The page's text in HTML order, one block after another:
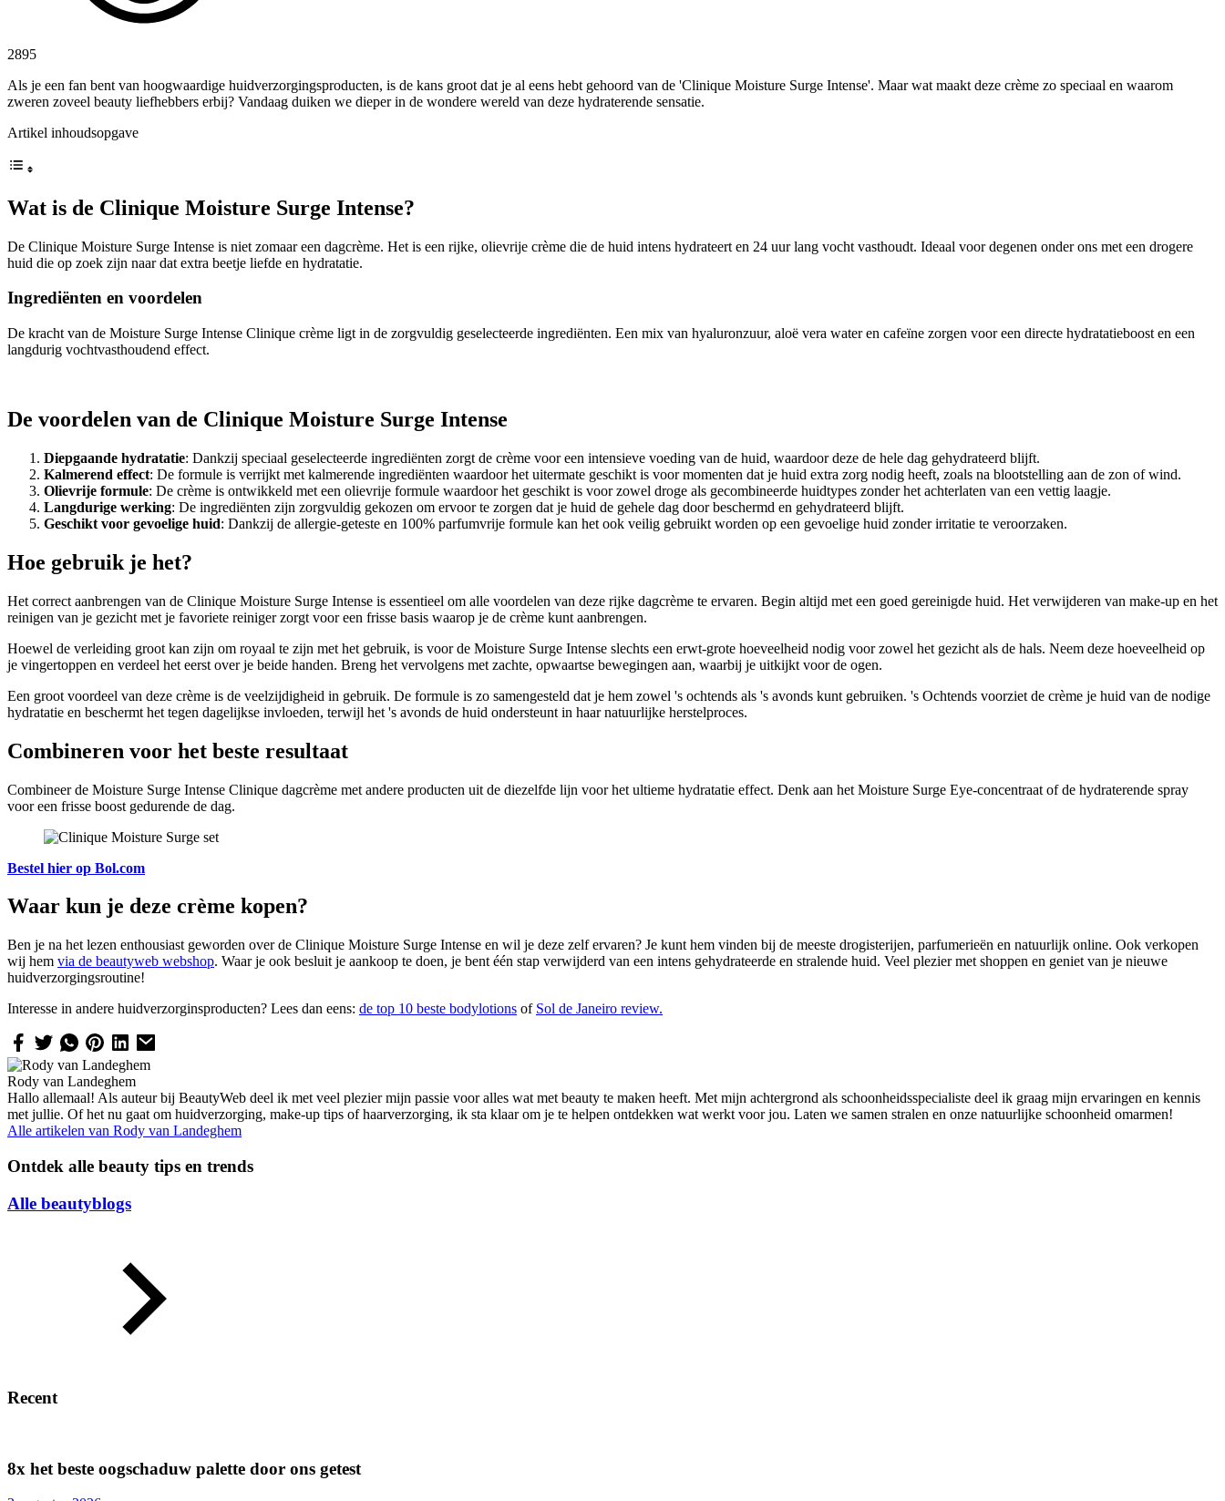
2895
Als je een fan bent van hoogwaardige huidverzorgingsproducten, is de kans groot dat je al eens hebt gehoord van de 'Clinique Moisture Surge Intense'. Maar wat maakt deze crème zo speciaal en waarom
zweren zoveel beauty liefhebbers erbij? Vandaag duiken we dieper in de wondere wereld van deze hydraterende sensatie.
Artikel inhoudsopgave
Wat is de Clinique Moisture Surge Intense?
De Clinique Moisture Surge Intense is niet zomaar een dagcrème. Het is een rijke, olievrije crème die de huid intens hydrateert en 24 uur lang vocht vasthoudt. Ideaal voor degenen onder ons met een drogere
huid die op zoek zijn naar dat extra beetje liefde en hydratatie.
Ingrediënten en voordelen
De kracht van de Moisture Surge Intense Clinique crème ligt in de zorgvuldig geselecteerde ingrediënten. Een mix van hyaluronzuur, aloë vera water en cafeïne zorgen voor een directe hydratatieboost en een
langdurig vochtvasthoudend effect.
De voordelen van de Clinique Moisture Surge Intense
Diepgaande hydratatie: Dankzij speciaal geselecteerde ingrediënten zorgt de crème voor een intensieve voeding van de huid, waardoor deze de hele dag gehydrateerd blijft.
Kalmerend effect: De formule is verrijkt met kalmerende ingrediënten waardoor het uitermate geschikt is voor momenten dat je huid extra zorg nodig heeft, zoals na blootstelling aan de zon of wind.
Olievrije formule: De crème is ontwikkeld met een olievrije formule waardoor het geschikt is voor zowel droge als gecombineerde huidtypes zonder het achterlaten van een vettig laagje.
Langdurige werking: De ingrediënten zijn zorgvuldig gekozen om ervoor te zorgen dat je huid de gehele dag door beschermd en gehydrateerd blijft.
Geschikt voor gevoelige huid: Dankzij de allergie-geteste en 100% parfumvrije formule kan het ook veilig gebruikt worden op een gevoelige huid zonder irritatie te veroorzaken.
Hoe gebruik je het?
Het correct aanbrengen van de Clinique Moisture Surge Intense is essentieel om alle voordelen van deze rijke dagcrème te ervaren. Begin altijd met een goed gereinigde huid. Het verwijderen van make-up en het
reinigen van je gezicht met je favoriete reiniger zorgt voor een frisse basis waarop je de crème kunt aanbrengen.
Hoewel de verleiding groot kan zijn om royaal te zijn met het gebruik, is voor de Moisture Surge Intense slechts een erwt-grote hoeveelheid nodig voor zowel het gezicht als de hals. Neem deze hoeveelheid op
je vingertoppen en verdeel het eerst over je beide handen. Breng het vervolgens met zachte, opwaartse bewegingen aan, waarbij je uitkijkt voor de ogen.
Een groot voordeel van deze crème is de veelzijdigheid in gebruik. De formule is zo samengesteld dat je hem zowel 's ochtends als 's avonds kunt gebruiken. 's Ochtends voorziet de crème je huid van de nodige
hydratatie en beschermt het tegen dagelijkse invloeden, terwijl het 's avonds de huid ondersteunt in haar natuurlijke herstelproces.
Combineren voor het beste resultaat
Combineer de Moisture Surge Intense Clinique dagcrème met andere producten uit de diezelfde lijn voor het ultieme hydratatie effect. Denk aan het Moisture Surge Eye-concentraat of de hydraterende spray
voor een frisse boost gedurende de dag.
Bestel hier op Bol.com
Waar kun je deze crème kopen?
Ben je na het lezen enthousiast geworden over de Clinique Moisture Surge Intense en wil je deze zelf ervaren? Je kunt hem vinden bij de meeste drogisterijen, parfumerieën en natuurlijk online. Ook verkopen
wij hem via de beautyweb webshop. Waar je ook besluit je aankoop te doen, je bent één stap verwijderd van een intens gehydrateerde en stralende huid. Veel plezier met shoppen en geniet van je nieuwe
huidverzorgingsroutine!
Interesse in andere huidverzorginsproducten? Lees dan eens: de top 10 beste bodylotions of Sol de Janeiro review.
Rody van Landeghem
Hallo allemaal! Als auteur bij BeautyWeb deel ik met veel plezier mijn passie voor alles wat met beauty te maken heeft. Met mijn achtergrond als schoonheidsspecialiste deel ik graag mijn ervaringen en kennis
met jullie. Of het nu gaat om huidverzorging, make-up tips of haarverzorging, ik sta klaar om je te helpen ontdekken wat werkt voor jou. Laten we samen stralen en onze natuurlijke schoonheid omarmen!
Alle artikelen van Rody van Landeghem
Ontdek alle beauty tips en trends
Alle beautyblogs
Recent
8x het beste oogschaduw palette door ons getest